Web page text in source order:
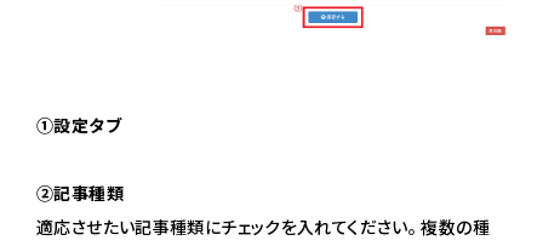
①設定タブ
②記事種類
適応させたい記事種類にチェックを入れてください。 複数の種